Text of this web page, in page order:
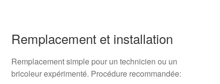
Remplacement et installation
Remplacement simple pour un technicien ou un
bricoleur expérimenté. Procédure recommandée: